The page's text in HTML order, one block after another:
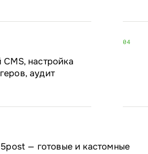
настройка
аудит
04
— готовые и кастомные